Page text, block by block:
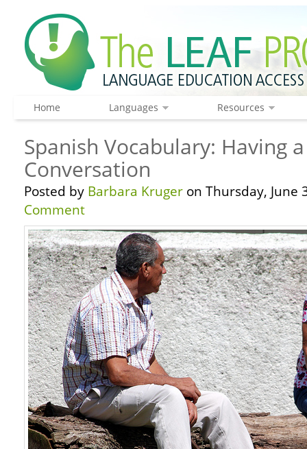
Home Languages Resources
Spanish Vocabulary: Having
Conversation
Posted by Barbara Kruger on Thursday, June
Comment